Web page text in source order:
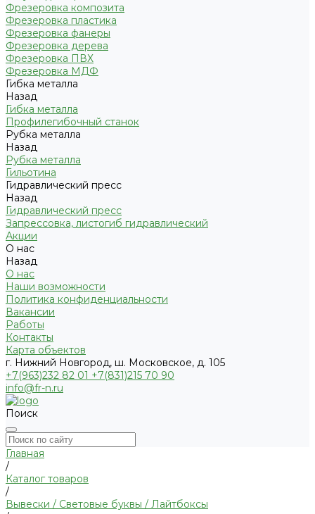
Фрезеровка композита
Фрезеровка пластика
Фрезеровка фанеры
Фрезеровка дерева
Фрезеровка ПВХ
Фрезеровка МДФ
Гибка металла
Назад
Гибка металла
Профилегибочный станок
Рубка металла
Назад
Рубка металла
Гильотина
Гидравлический пресс
Назад
Гидравлический пресс
Запрессовка, листогиб гидравлический
Акции
О нас
Назад
О нас
Наши возможности
Политика конфиденциальности
Вакансии
Работы
Контакты
Карта объектов
г. Нижний Новгород, ш. Московское, д. 105
+7(963)232 82 01 +7(831)215 70 90
info@fr-n.ru
Поиск
Главная
/
Каталог товаров
/
Вывески / Световые буквы / Лайтбоксы